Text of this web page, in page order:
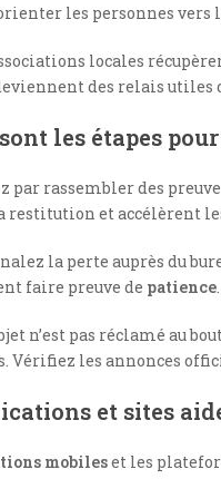
les personnes vers
locales
des relais utiles
les étapes
par rassembler des
et accélèrent
la perte auprès du
faire preuve de patience
n’est pas réclamé au
les annonces
et sites
mobileset les